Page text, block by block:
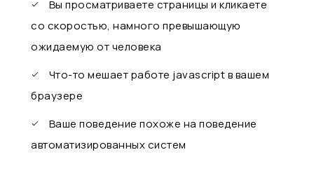
Вы просматриваете страницы и кликаете
со скоростью, намного превышающую
ожидаемую от человека
Что-то мешает работе javascript в вашем
браузере
Ваше поведение похоже на поведение
автоматизированных систем